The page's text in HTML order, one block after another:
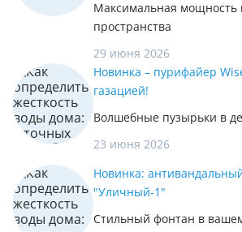
Максимальная
пространства
29 июня 2026
Новинка – пурифайер
газацией!
Волшебные пузырьки в
23 июня 2026
Новинка:
"Уличный-1"
Стильный фонтан в